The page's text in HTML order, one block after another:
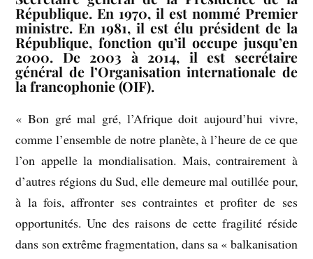
République. En 1970, il est nommé Premier
ministre. En 1981, il est élu président de la
République, fonction qu’il occupe jusqu’en
2000. De 2003 à 2014, il est secrétaire
général de l’Organisation internationale de
la francophonie (OIF).
« Bon gré mal gré, l’Afrique doit aujourd’hui vivre,
comme l’ensemble de notre planète, à l’heure de ce que
l’on appelle la mondialisation. Mais, contrairement à
d’autres régions du Sud, elle demeure mal outillée pour,
à la fois, affronter ses contraintes et profiter de ses
opportunités. Une des raisons de cette fragilité réside
dans son extrême fragmentation, dans sa « balkanisation